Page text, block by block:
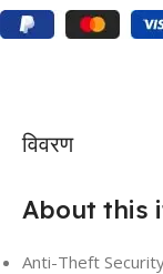
विवरण
About this
Anti-Theft